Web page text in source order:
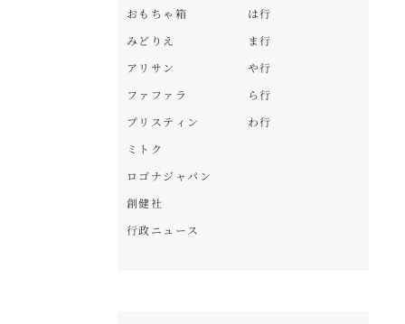
おもちゃ箱
みどりえ
アリサン
ファファラ
プリスティン
ミトク
ロゴナジャパン
創健社
行政ニュース
は行
ま行
や行
ら行
わ行